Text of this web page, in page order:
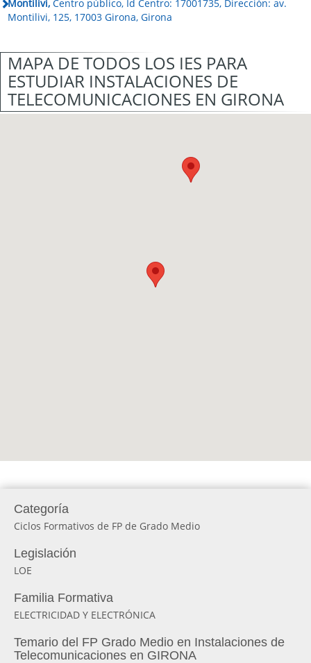
Montilivi, Centro público, Id Centro: 17001735, Dirección: av.
Montilivi, 125, 17003 Girona, Girona
MAPA DE TODOS LOS IES PARA
ESTUDIAR INSTALACIONES DE
TELECOMUNICACIONES EN GIRONA
Categoría
Ciclos Formativos de FP de Grado Medio
Legislación
LOE
Familia Formativa
ELECTRICIDAD Y ELECTRÓNICA
Temario del FP Grado Medio en Instalaciones de
Telecomunicaciones en GIRONA